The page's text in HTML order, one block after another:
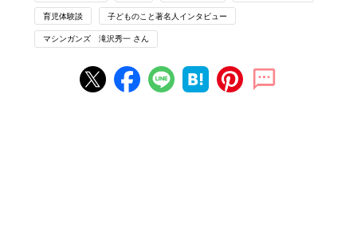
育児体験談 子どものこと著名人インタビュー
マシンガンズ 滝沢秀一 さん